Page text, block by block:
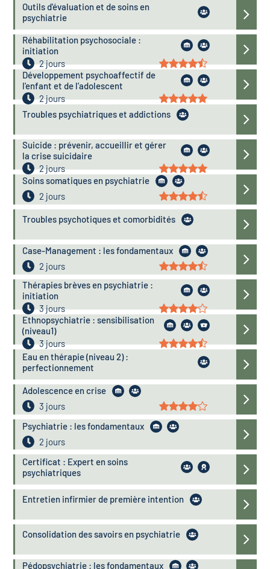
Outils d'évaluation et de soins en
psychiatrie
Réhabilitation psychosociale :
initiation
2 jours
Développement psychoaffectif de
l'enfant et de l'adolescent
2 jours
Troubles psychiatriques et addictions
Suicide : prévenir, accueillir et gérer
la crise suicidaire
2 jours
Soins somatiques en psychiatrie
2 jours
Troubles psychotiques et comorbidités
Case-Management : les fondamentaux
2 jours
Thérapies brèves en psychiatrie :
initiation
3 jours
Ethnopsychiatrie : sensibilisation
(niveau1)
3 jours
Eau en thérapie (niveau 2) :
perfectionnement
Adolescence en crise
3 jours
Psychiatrie : les fondamentaux
2 jours
Certificat : Expert en soins
psychiatriques
Entretien infirmier de première intention
Consolidation des savoirs en psychiatrie
Pédopsychiatrie : les fondamentaux